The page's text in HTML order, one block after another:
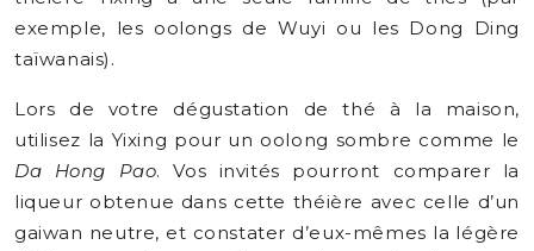
exemple, les oolongs de Wuyi ou les Dong Ding
taïwanais).
Lors de votre dégustation de thé à la maison,
utilisez la Yixing pour un oolong sombre comme le
Da Hong Pao. Vos invités pourront comparer la
liqueur obtenue dans cette théière avec celle d’un
gaiwan neutre, et constater d’eux-mêmes la légère